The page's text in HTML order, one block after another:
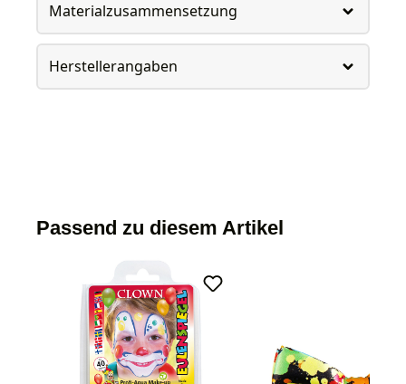
Materialzusammensetzung
Herstellerangaben
Passend zu diesem Artikel